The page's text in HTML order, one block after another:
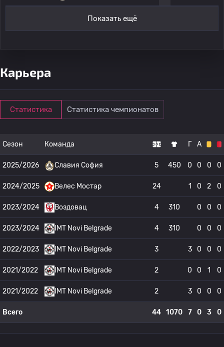
Показать ещё
Карьера
Статистика Статистика чемпионатов
Сезон Команда Г А
2025/2026 Славия София 5 450 0 0 0 0
2024/2025 Велес Мостар 24 1 0 2 0
2023/2024 Воздовац 4 310 0 0 0
2023/2024 IMT Novi Belgrade 4 310 0 0 0
2022/2023 IMT Novi Belgrade 3 3 0 0 0
2021/2022 IMT Novi Belgrade 2 0 0 1 0
2021/2022 IMT Novi Belgrade 2 3 0 0 0
Всего 44 1070 7 0 3 0